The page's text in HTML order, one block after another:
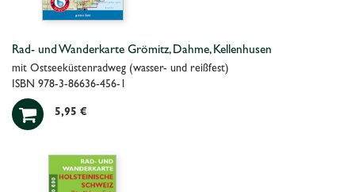
Rad- und Wanderkarte Grömitz, Dahme, Kellenhusen
mit Ostseeküstenradweg (wasser- und reißfest)
ISBN 978-3-86636-456-1
 5,95 €